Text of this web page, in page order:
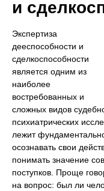
и
Экспертиза
дееспособности и
сделкоспособности
является одним из
наиболее
востребованных и
сложных видов
психиатрических
лежит
осознавать свои
понимать значение
поступков. Проще
на вопрос: был ли